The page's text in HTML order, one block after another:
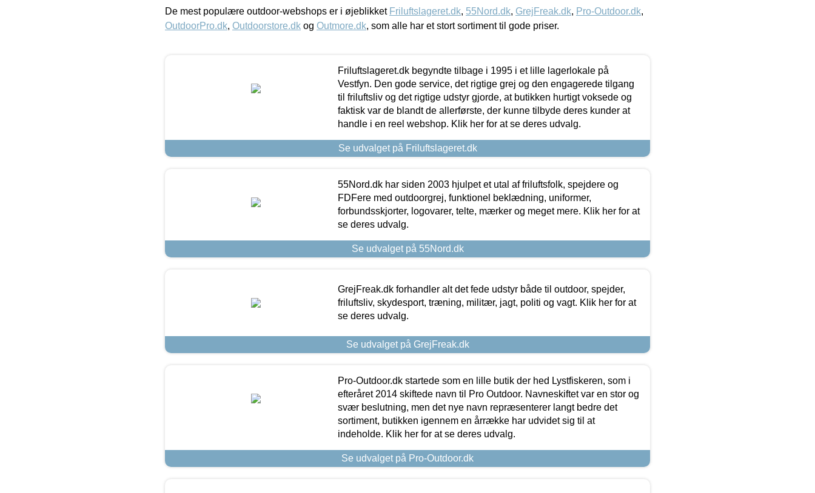
De mest populære outdoor-webshops er i øjeblikket Friluftslageret.dk, 55Nord.dk, GrejFreak.dk, Pro-Outdoor.dk,
OutdoorPro.dk, Outdoorstore.dk og Outmore.dk, som alle har et stort sortiment til gode priser.
Friluftslageret.dk begyndte tilbage i 1995 i et lille lagerlokale på
Vestfyn. Den gode service, det rigtige grej og den engagerede tilgang
til friluftsliv og det rigtige udstyr gjorde, at butikken hurtigt voksede og
faktisk var de blandt de allerførste, der kunne tilbyde deres kunder at
handle i en reel webshop. Klik her for at se deres udvalg.
Se udvalget på Friluftslageret.dk
55Nord.dk har siden 2003 hjulpet et utal af friluftsfolk, spejdere og
FDFere med outdoorgrej, funktionel beklædning, uniformer,
forbundsskjorter, logovarer, telte, mærker og meget mere. Klik her for at
se deres udvalg.
Se udvalget på 55Nord.dk
GrejFreak.dk forhandler alt det fede udstyr både til outdoor, spejder,
friluftsliv, skydesport, træning, militær, jagt, politi og vagt. Klik her for at
se deres udvalg.
Se udvalget på GrejFreak.dk
Pro-Outdoor.dk startede som en lille butik der hed Lystfiskeren, som i
efteråret 2014 skiftede navn til Pro Outdoor. Navneskiftet var en stor og
svær beslutning, men det nye navn repræsenterer langt bedre det
sortiment, butikken igennem en årrække har udvidet sig til at
indeholde. Klik her for at se deres udvalg.
Se udvalget på Pro-Outdoor.dk